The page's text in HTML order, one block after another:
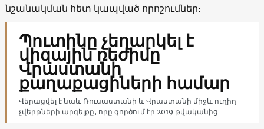
նշանակման հետ կապված որոշումներ։
Պուտինը չեղարկել է
վիզային ռեժիմը
Վրաստանի
քաղաքացիների համար
Վերացվել է նաև Ռուսաստանի և Վրաստանի միջև ուղիղ
չվերթների արգելքը, որը գործում էր 2019 թվականից